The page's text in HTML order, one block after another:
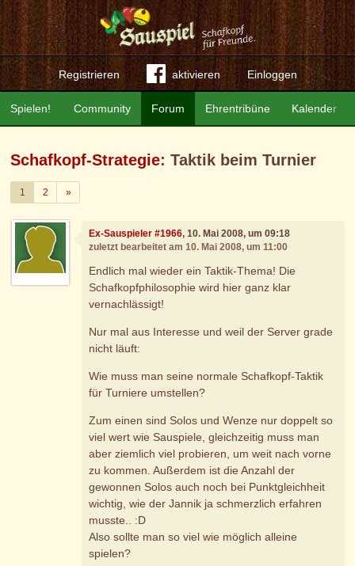
Registrieren aktivieren Einloggen
Community Forum Ehrentribüne Kalender
Spielen!
Schafkopf-Strategie: Taktik beim Turnier
1 2 »Weiter
Ex-Sauspieler #1966, 10. Mai 2008, um 09:18
zuletzt bearbeitet am 10. Mai 2008, um 11:00
Endlich mal wieder ein Taktik-Thema! Die
Schafkopfphilosophie wird hier ganz klar
vernachlässigt!
Nur mal aus Interesse und weil der Server grade
nicht läuft:
Wie muss man seine normale Schafkopf-Taktik
für Turniere umstellen?
Zum einen sind Solos und Wenze nur doppelt so
viel wert wie Sauspiele, gleichzeitig muss man
aber ziemlich viel probieren, um weit nach vorne
zu kommen. Außerdem ist die Anzahl der
gewonnen Solos auch noch bei Punktgleichheit
wichtig, wie der Jannik ja schmerzlich erfahren
musste.. :D
Also sollte man so viel wie möglich alleine
spielen?